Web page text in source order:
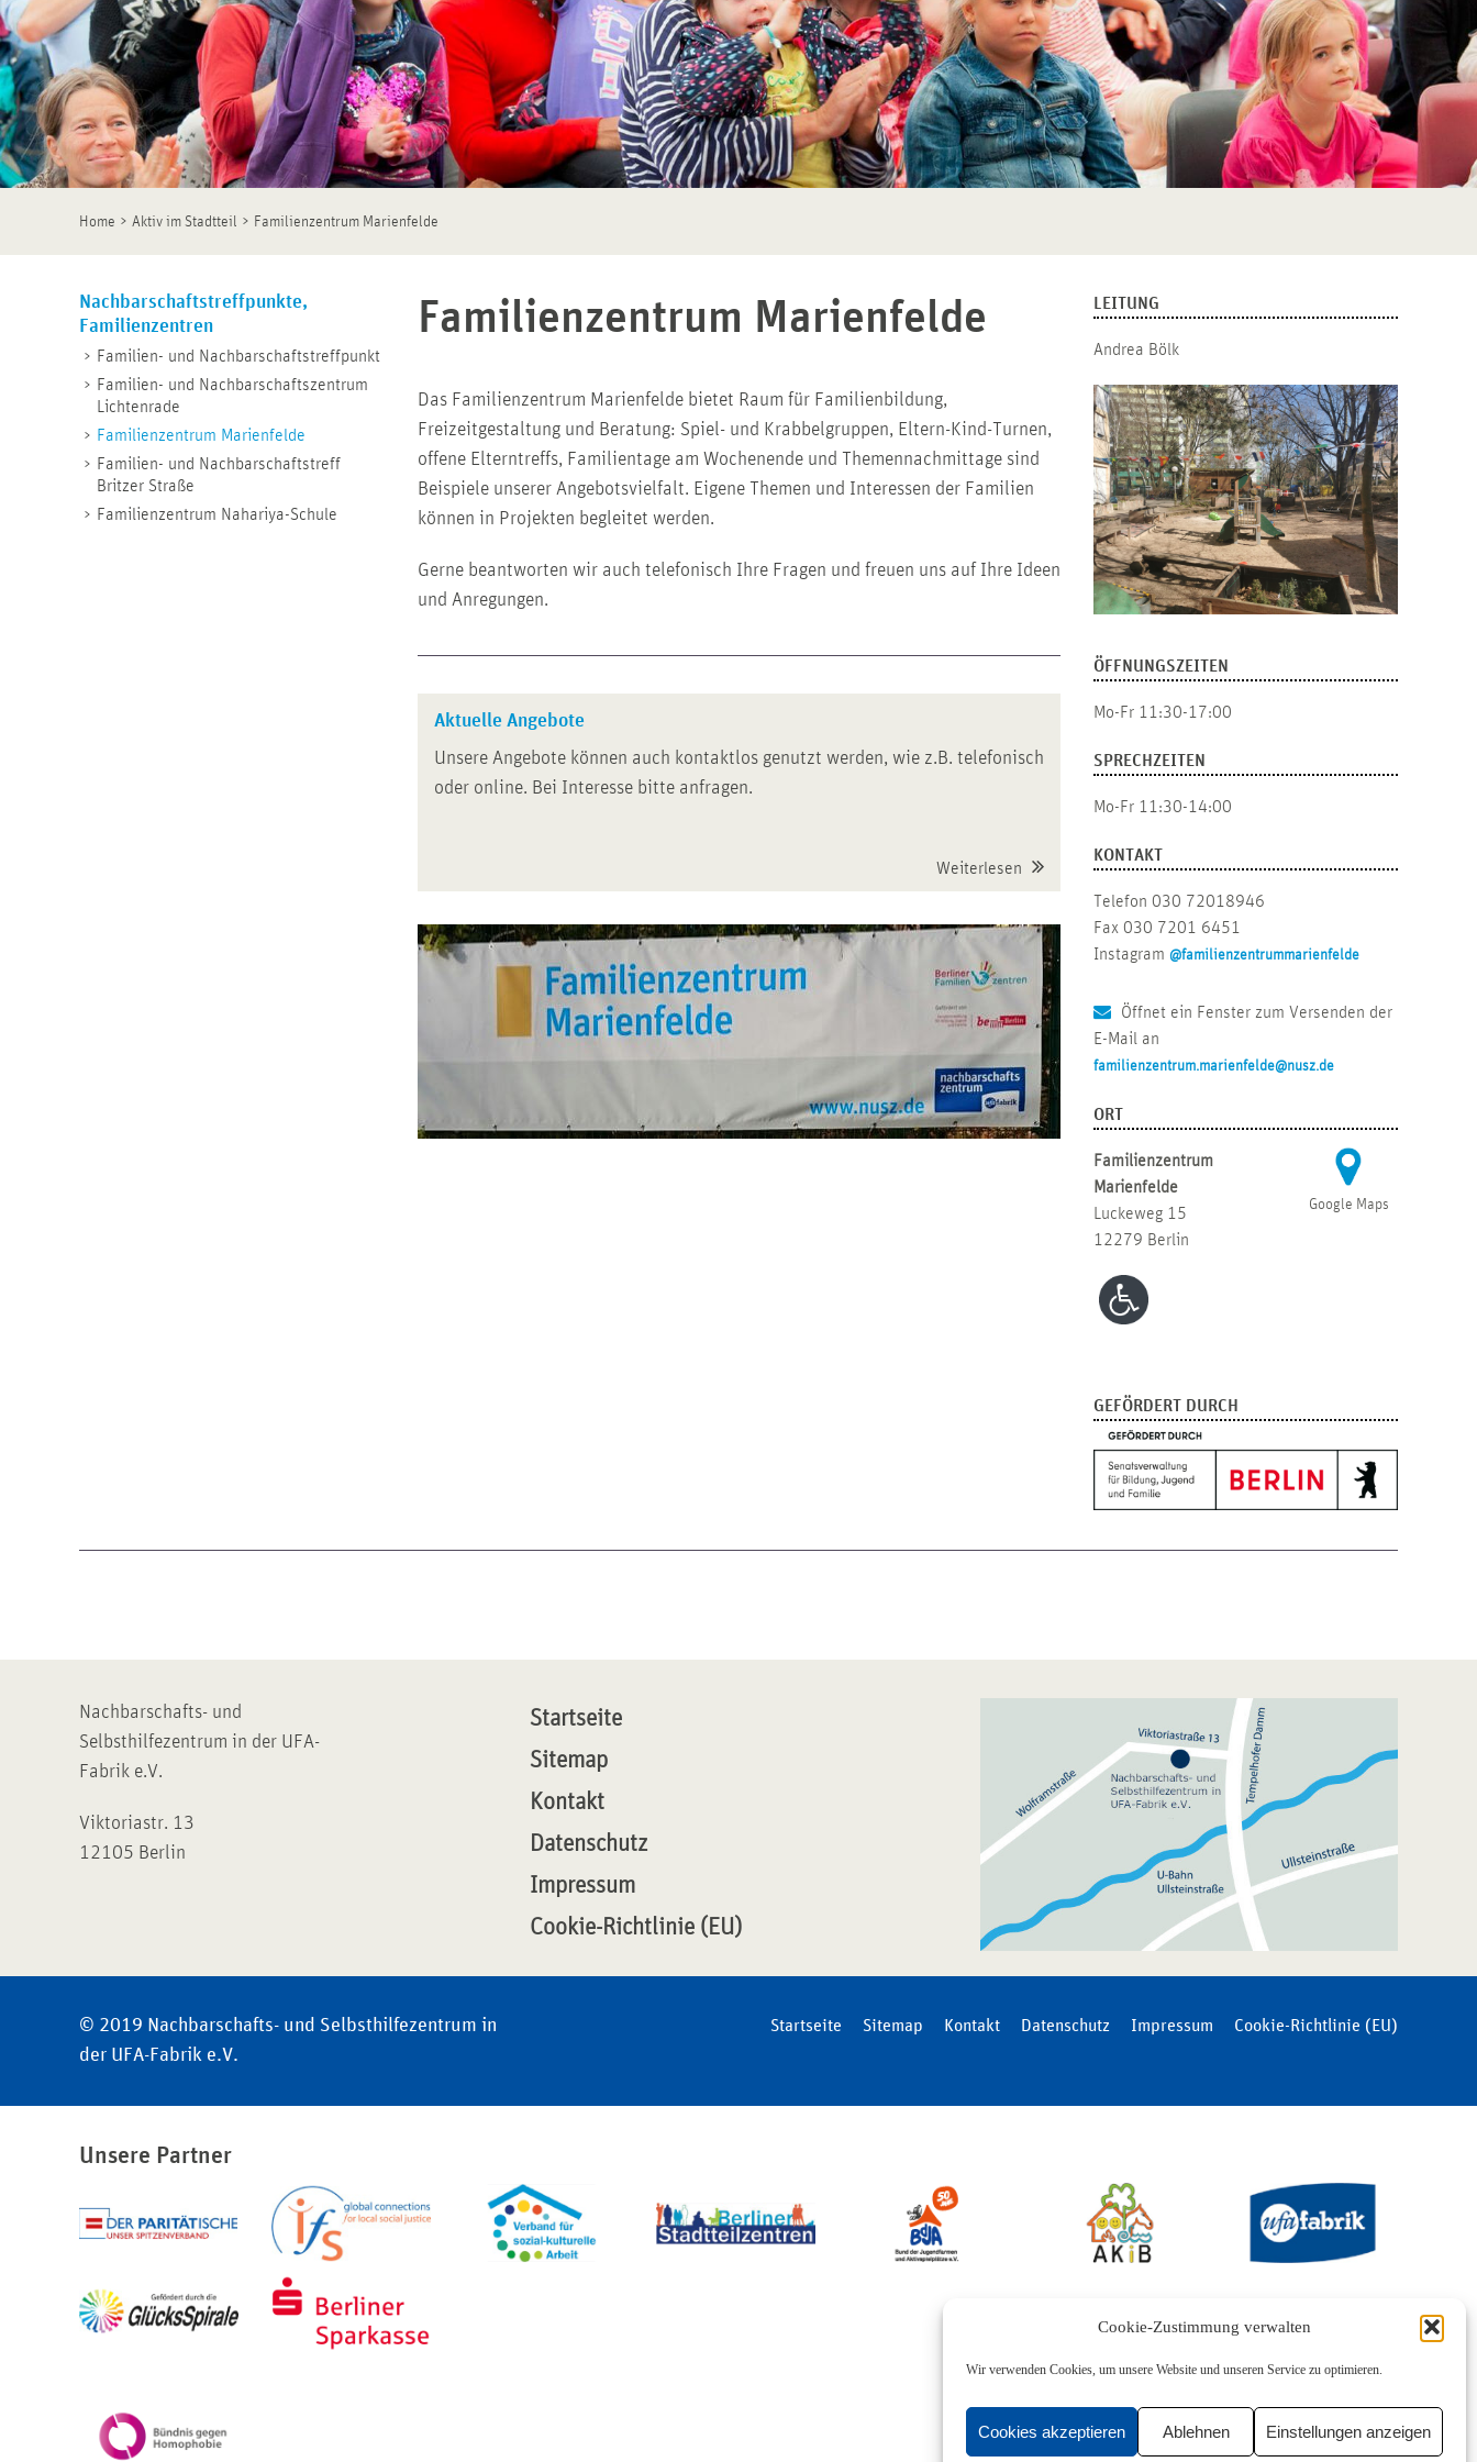
Cookie-Zustimmung verwalten
Wir verwenden Cookies, um unsere Website und unseren Service zu optimieren.
Cookies akzeptieren Ablehnen Einstellungen anzeigen
Home > Aktiv im Stadtteil > Familienzentrum Marienfelde
Nachbarschaftstreffpunkte,
Familienzentren
Familien- und Nachbarschaftstreffpunkt
Familien- und Nachbarschaftszentrum
Lichtenrade
Familienzentrum Marienfelde
Familien- und Nachbarschaftstreff
Britzer Straße
Familienzentrum Nahariya-Schule
Familienzentrum Marienfelde
Das Familienzentrum Marienfelde bietet Raum für Familienbildung,
Freizeitgestaltung und Beratung: Spiel- und Krabbelgruppen, Eltern-Kind-Turnen,
offene Elterntreffs, Familientage am Wochenende und Themennachmittage sind
Beispiele unserer Angebotsvielfalt. Eigene Themen und Interessen der Familien
können in Projekten begleitet werden.
Gerne beantworten wir auch telefonisch Ihre Fragen und freuen uns auf Ihre Ideen
und Anregungen.
Aktuelle Angebote
Unsere Angebote können auch kontaktlos genutzt werden, wie z.B. telefonisch
oder online. Bei Interesse bitte anfragen.
Weiterlesen
LEITUNG
Andrea Bölk
ÖFFNUNGSZEITEN
Mo-Fr 11:30-17:00
SPRECHZEITEN
Mo-Fr 11:30-14:00
KONTAKT
Telefon 030 72018946
Fax 030 7201 6451
Instagram @familienzentrummarienfelde
Öffnet ein Fenster zum Versenden der
E-Mail an
familienzentrum.marienfelde@nusz.de
ORT
Google Maps
Familienzentrum
Marienfelde
Luckeweg 15
12279 Berlin
GEFÖRDERT DURCH
Nachbarschafts- und
Selbsthilfezentrum in der UFA-
Fabrik e.V.
Viktoriastr. 13
12105 Berlin
Startseite
Sitemap
Kontakt
Datenschutz
Impressum
Cookie-Richtlinie (EU)
© 2019 Nachbarschafts- und Selbsthilfezentrum in
der UFA-Fabrik e.V.
Startseite Sitemap Kontakt Datenschutz Impressum Cookie-Richtlinie (EU)
Unsere Partner